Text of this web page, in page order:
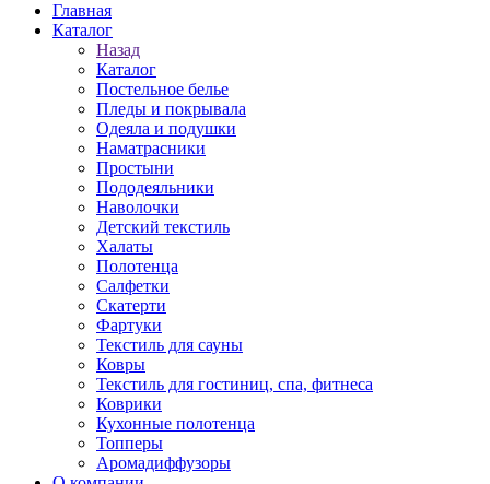
Главная
Каталог
Назад
Каталог
Постельное белье
Пледы и покрывала
Одеяла и подушки
Наматрасники
Простыни
Пододеяльники
Наволочки
Детский текстиль
Халаты
Полотенца
Салфетки
Скатерти
Фартуки
Текстиль для сауны
Ковры
Текстиль для гостиниц, спа, фитнеса
Коврики
Кухонные полотенца
Топперы
Аромадиффузоры